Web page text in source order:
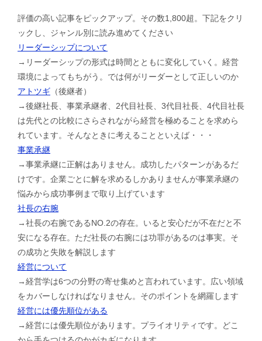
評価の高い記事をピックアップ。その数1,800超。下記をクリ
ックし、ジャンル別に読み進めてください
リーダーシップについて
→リーダーシップの形式は時間とともに変化していく。経営
環境によってもちがう。では何がリーダーとして正しいのか
アトツギ （後継者）
→後継社長、事業承継者、2代目社長、3代目社長、4代目社長
は先代との比較にさらされながら経営を極めることを求めら
れています。そんなときに考えることといえば・・・
事業承継
→事業承継に正解はありません。成功したパターンがあるだ
けです。企業ごとに解を求めるしかありませんが事業承継の
悩みから成功事例まで取り上げています
社長の右腕
→社長の右腕であるNO.2の存在。いると安心だが不在だと不
安になる存在。ただ社長の右腕には功罪があるのは事実。そ
の成功と失敗を解説します
経営について
→経営学は6つの分野の寄せ集めと言われています。広い領域
をカバーしなければなりません。そのポイントを網羅します
経営には優先順位がある
→経営には優先順位があります。プライオリティです。どこ